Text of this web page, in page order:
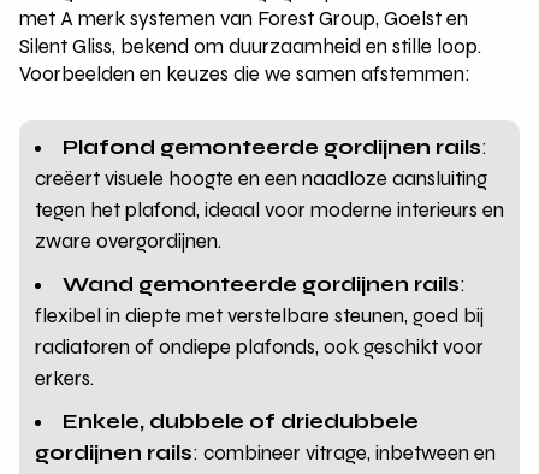
met A merk systemen van Forest Group, Goelst en
Silent Gliss, bekend om duurzaamheid en stille loop.
Voorbeelden en keuzes die we samen afstemmen:
Plafond gemonteerde gordijnen rails:
creëert visuele hoogte en een naadloze aansluiting
tegen het plafond, ideaal voor moderne interieurs en
zware overgordijnen.
Wand gemonteerde gordijnen rails:
flexibel in diepte met verstelbare steunen, goed bij
radiatoren of ondiepe plafonds, ook geschikt voor
erkers.
Enkele, dubbele of driedubbele
gordijnen rails: combineer vitrage, inbetween en